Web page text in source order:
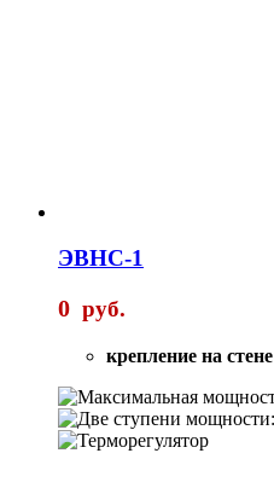
ЭВНС-1
0 руб.
крепление на стене